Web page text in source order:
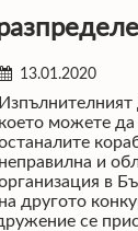
13.01.2020
което можете да
неправилна и
в
другото
се